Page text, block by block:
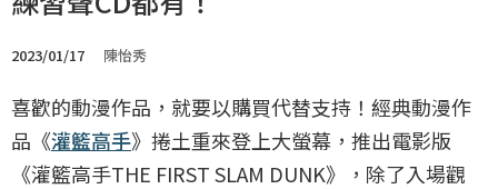
2023/01/17 陳怡秀
喜歡的動漫作品，就要以購買代替支持！經典動漫作
品《灌籃高手》捲土重來登上大螢幕，推出電影版
《灌籃高手THE FIRST SLAM DUNK》，除了入場觀